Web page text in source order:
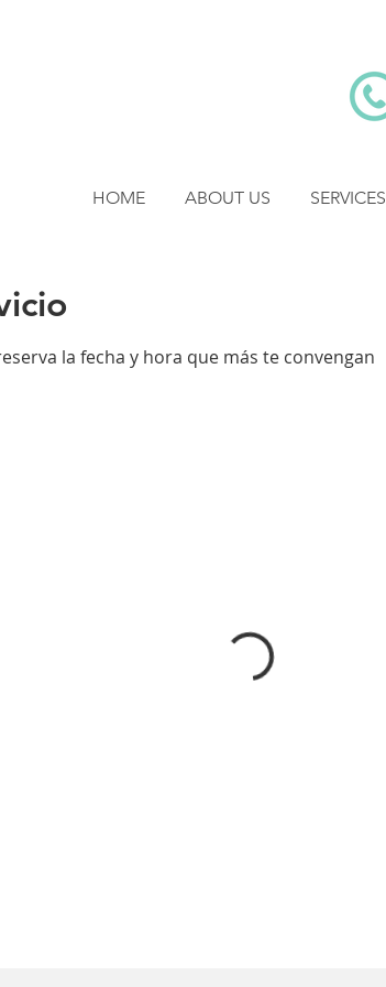
la fecha y hora que más te convengan
HOME ABOUT US SERVICES